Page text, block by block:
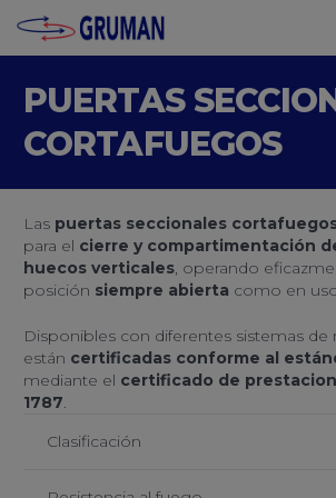
PUERTAS
CORTAFUEGOS
Las puertas seccionales
para el cierre y compartimentación
huecos verticales, operando
posición siempre abierta como en
Disponibles con diferentes sistemas de
están certificadas conforme al
mediante el certificado de
1787.
Clasificación